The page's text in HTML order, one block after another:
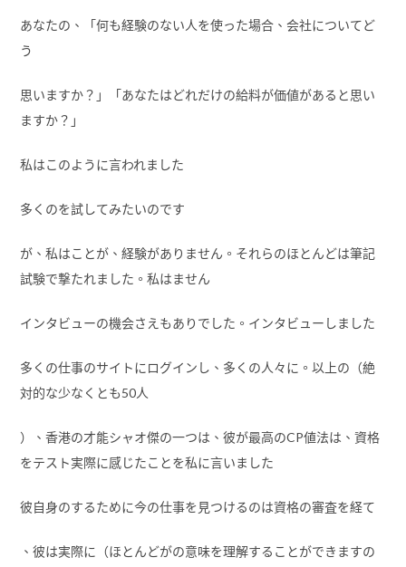
あなたの、「何も経験のない人を使った場合、会社についてど
う
思いますか？」「あなたはどれだけの給料が価値があると思い
ますか？」
私はこのように言われました
多くのを試してみたいのです
が、私はことが、経験がありません。それらのほとんどは筆記
試験で撃たれました。私はません
インタビューの機会さえもありでした。インタビューしました
多くの仕事のサイトにログインし、多くの人々に。以上の（絶
対的な少なくとも50人
）、香港の才能シャオ傑の一つは、彼が最高のCP値法は、資格
をテスト実際に感じたことを私に言いました
彼自身のするために今の仕事を見つけるのは資格の審査を経て
、彼は実際に（ほとんどがの意味を理解することができますの